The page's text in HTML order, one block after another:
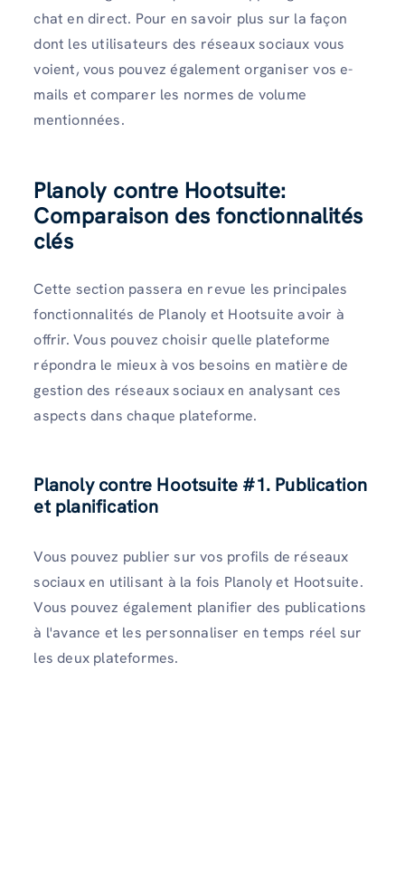
chat en direct. Pour en savoir plus sur la façon
dont les utilisateurs des réseaux sociaux vous
voient, vous pouvez également organiser vos e-
mails et comparer les normes de volume
mentionnées.
Planoly contre Hootsuite:
Comparaison des fonctionnalités
clés
Cette section passera en revue les principales
fonctionnalités de Planoly et Hootsuite avoir à
offrir. Vous pouvez choisir quelle plateforme
répondra le mieux à vos besoins en matière de
gestion des réseaux sociaux en analysant ces
aspects dans chaque plateforme.
Planoly contre Hootsuite #1. Publication
et planification
Vous pouvez publier sur vos profils de réseaux
sociaux en utilisant à la fois Planoly et Hootsuite.
Vous pouvez également planifier des publications
à l'avance et les personnaliser en temps réel sur
les deux plateformes.